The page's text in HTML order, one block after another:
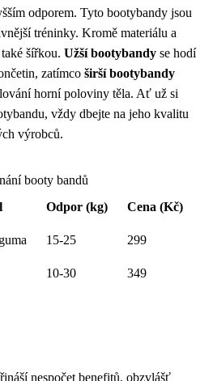
odporem. Tyto bootybandy jsou
tréninky. Kromě materiálu a
šířkou. Užší bootybandy se hodí
zatímco širší bootybandy
horní poloviny těla. Ať už si
vždy dbejte na jeho kvalitu
výrobců.
booty bandů
Odpor (kg) Cena (Kč)
15-25 299
10-30 349
nespočet benefitů, obzvlášť